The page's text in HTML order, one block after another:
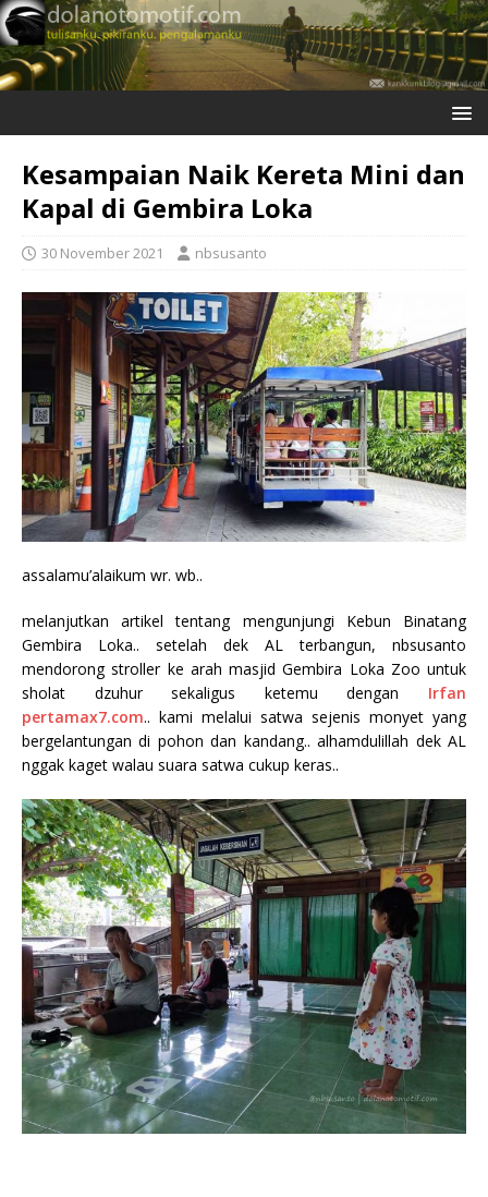
Kesampaian Naik Kereta Mini dan
Kapal di Gembira Loka
30 November 2021 nbsusanto
assalamu’alaikum wr. wb..
melanjutkan artikel tentang mengunjungi Kebun Binatang
Gembira Loka.. setelah dek AL terbangun, nbsusanto
mendorong stroller ke arah masjid Gembira Loka Zoo untuk
sholat dzuhur sekaligus ketemu dengan Irfan
pertamax7.com.. kami melalui satwa sejenis monyet yang
bergelantungan di pohon dan kandang.. alhamdulillah dek AL
nggak kaget walau suara satwa cukup keras..